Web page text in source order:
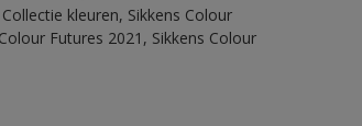
kleuren, Sikkens Colour
Futures 2021, Sikkens Colour